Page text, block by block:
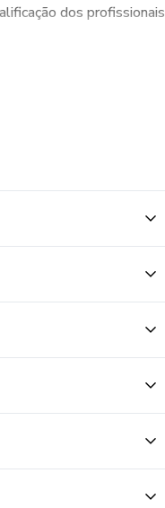
dos profissionais